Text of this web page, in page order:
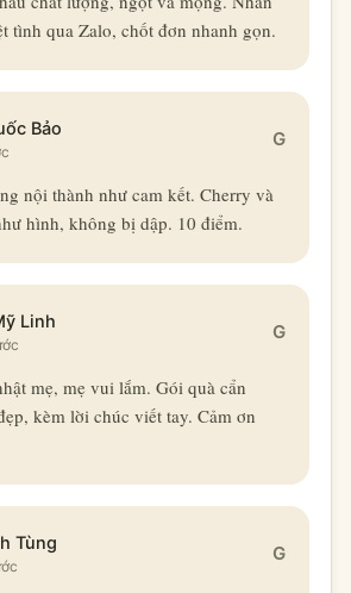
tình qua Zalo, chốt đơn nhanh gọn.
Bảo G
nội thành như cam kết. Cherry và
hình, không bị dập. 10 điểm.
Linh G
mẹ, mẹ vui lắm. Gói quà cẩn
kèm lời chúc viết tay. Cảm ơn
Tùng G